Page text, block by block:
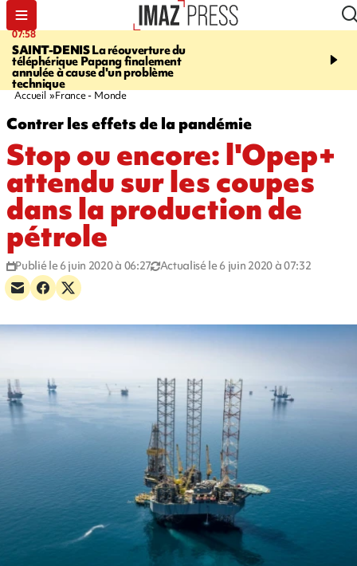
07:58
SAINT-DENISLa réouverture du
téléphérique Papang finalement
annulée à cause d'un problème
technique
10:02
intègrent des centres
Accueil France - Monde
Contrer les effets de la pandémie
Stop ou encore: l'Opep+
attendu sur les coupes
dans la production de
pétrole
Publié le 6 juin 2020 à 06:27 Actualisé le 6 juin 2020 à 07:32